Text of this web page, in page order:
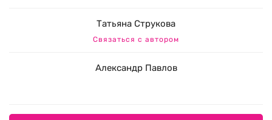
Татьяна Струкова
Связаться с автором
Александр Павлов